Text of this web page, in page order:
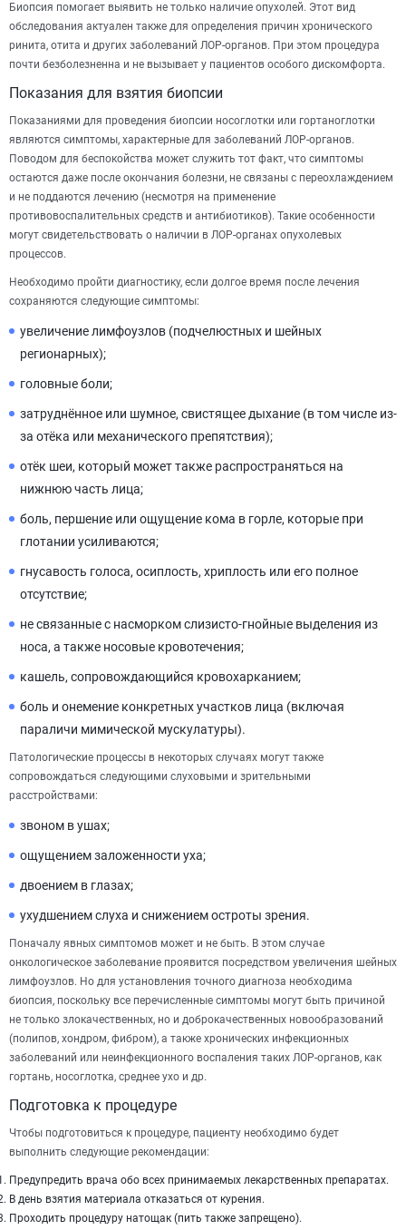
Биопсия помогает выявить не только наличие опухолей. Этот вид
обследования актуален также для определения причин хронического
ринита, отита и других заболеваний ЛОР-органов. При этом процедура
почти безболезненна и не вызывает у пациентов особого дискомфорта.
Показания для взятия биопсии
Показаниями для проведения биопсии носоглотки или гортаноглотки
являются симптомы, характерные для заболеваний ЛОР-органов.
Поводом для беспокойства может служить тот факт, что симптомы
остаются даже после окончания болезни, не связаны с переохлаждением
и не поддаются лечению (несмотря на применение
противовоспалительных средств и антибиотиков). Такие особенности
могут свидетельствовать о наличии в ЛОР-органах опухолевых
процессов.
Необходимо пройти диагностику, если долгое время после лечения
сохраняются следующие симптомы:
увеличение лимфоузлов (подчелюстных и шейных
регионарных);
головные боли;
затруднённое или шумное, свистящее дыхание (в том числе из-
за отёка или механического препятствия);
отёк шеи, который может также распространяться на
нижнюю часть лица;
боль, першение или ощущение кома в горле, которые при
глотании усиливаются;
гнусавость голоса, осиплость, хриплость или его полное
отсутствие;
не связанные с насморком слизисто-гнойные выделения из
носа, а также носовые кровотечения;
кашель, сопровождающийся кровохарканием;
боль и онемение конкретных участков лица (включая
параличи мимической мускулатуры).
Патологические процессы в некоторых случаях могут также
сопровождаться следующими слуховыми и зрительными
расстройствами:
звоном в ушах;
ощущением заложенности уха;
двоением в глазах;
ухудшением слуха и снижением остроты зрения.
Поначалу явных симптомов может и не быть. В этом случае
онкологическое заболевание проявится посредством увеличения шейных
лимфоузлов. Но для установления точного диагноза необходима
биопсия, поскольку все перечисленные симптомы могут быть причиной
не только злокачественных, но и доброкачественных новообразований
(полипов, хондром, фибром), а также хронических инфекционных
заболеваний или неинфекционного воспаления таких ЛОР-органов, как
гортань, носоглотка, среднее ухо и др.
Подготовка к процедуре
Чтобы подготовиться к процедуре, пациенту необходимо будет
выполнить следующие рекомендации:
Предупредить врача обо всех принимаемых лекарственных препаратах.
В день взятия материала отказаться от курения.
Проходить процедуру натощак (пить также запрещено).